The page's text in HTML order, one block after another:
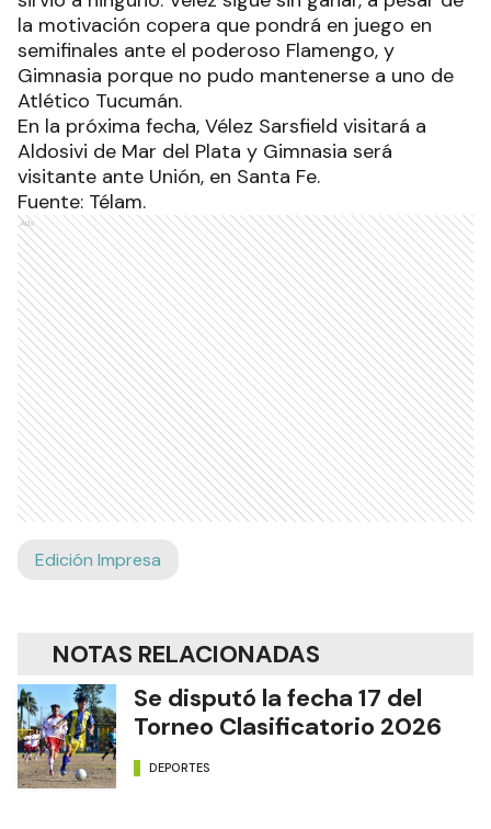
la motivación copera que pondrá en juego en
semifinales ante el poderoso Flamengo, y
Gimnasia porque no pudo mantenerse a uno de
Atlético Tucumán.
En la próxima fecha, Vélez Sarsfield visitará a
Aldosivi de Mar del Plata y Gimnasia será
visitante ante Unión, en Santa Fe.
Fuente: Télam.
Ads
Edición Impresa
NOTAS RELACIONADAS
Se disputó la fecha 17 del
Torneo Clasificatorio 2026
DEPORTES